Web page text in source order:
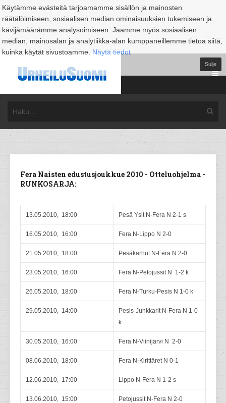
Käytämme evästeitä tarjoamamme sisällön ja mainosten
räätälöimiseen, sosiaalisen median ominaisuuksien tukemiseen ja
kävijämäärämme analysoimiseen. Jaamme myös sosiaalisen
median, mainosalan ja analytiikka-alan kumppaneillemme tietoa siitä,
kuinka käytät sivustoamme. Näytä tiedot
Sulje
Fera Naisten edustusjoukkue 2010 - Otteluohjelma -
RUNKOSARJA:
13.05.2010, 18:00 Pesä Ysit N-Fera N 2-1 s
16.05.2010, 16:00 Fera N-Lippo N 2-0
21.05.2010, 18:00 Pesäkarhut N-Fera N 2-0
23.05.2010, 16:00 Fera N-Petojussit N 1-2 k
26.05.2010, 18:00 Fera N-Turku-Pesis N 1-0 k
29.05.2010, 14:00
Pesis-Junkkarit N-Fera N 1-0
k
30.05.2010, 16:00 Fera N-Viinijärvi N 2-0
08.06.2010, 18:00 Fera N-Kirittäret N 0-1
12.06.2010, 17:00 Lippo N-Fera N 1-2 s
13.06.2010, 15:00 Petojussit N-Fera N 2-0